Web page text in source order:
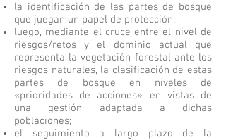
la identificación de las partes de bosque
que juegan un papel de protección;
luego, mediante el cruce entre el nivel de
riesgos/retos y el dominio actual que
representa la vegetación forestal ante los
riesgos naturales, la clasificación de estas
partes de bosque en niveles de
«prioridades de acciones» en vistas de
una gestión adaptada a dichas
poblaciones;
el seguimiento a largo plazo de la